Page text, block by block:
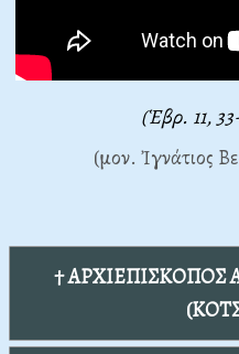
(Ἑβρ. 11,
(μον. Ἰγνάτιος
†